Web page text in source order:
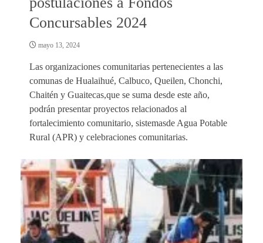
Concursables 2024
mayo 13, 2024
Las organizaciones comunitarias pertenecientes a las
comunas de Hualaihué, Calbuco, Queilen, Chonchi,
Chaitén y Guaitecas,que se suma desde este año,
podrán presentar proyectos relacionados al
fortalecimiento comunitario, sistemasde Agua Potable
Rural (APR) y celebraciones comunitarias.